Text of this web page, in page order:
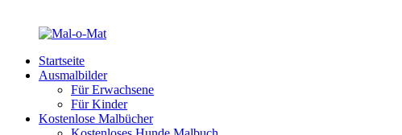
Startseite
Ausmalbilder
Für Erwachsene
Für Kinder
Kostenlose Malbücher